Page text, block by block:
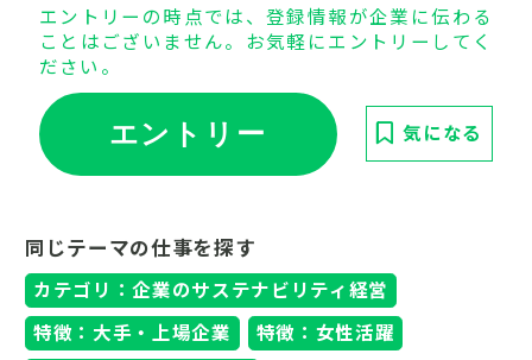
エントリーの時点では、登録情報が企業に伝わる
ことはございません。お気軽にエントリーしてく
ださい。
エントリー 気になる
同じテーマの仕事を探す
カテゴリ：企業のサステナビリティ経営
特徴：大手・上場企業
特徴：女性活躍